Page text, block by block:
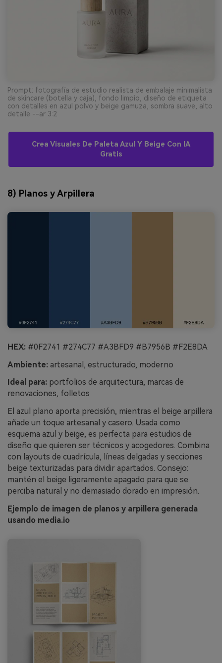
Prompt: fotografía de estudio realista de embalaje minimalista
de skincare (botella y caja), fondo limpio, diseño de etiqueta
con detalles en azul polvo y beige gamuza, sombra suave, alto
detalle --ar 3:2
Crea Visuales De Paleta Azul Y Beige Con IA
Gratis
8) Planos y Arpillera
HEX: #0F2741 #274C77 #A3BFD9 #B7956B #F2E8DA
Ambiente: artesanal, estructurado, moderno
Ideal para: portfolios de arquitectura, marcas de
renovaciones, folletos
El azul plano aporta precisión, mientras el beige arpillera
añade un toque artesanal y casero. Usada como
esquema azul y beige, es perfecta para estudios de
diseño que quieren ser técnicos y acogedores. Combina
con layouts de cuadrícula, líneas delgadas y secciones
beige texturizadas para dividir apartados. Consejo:
mantén el beige ligeramente apagado para que se
perciba natural y no demasiado dorado en impresión.
Ejemplo de imagen de planos y arpillera generada
usando media.io